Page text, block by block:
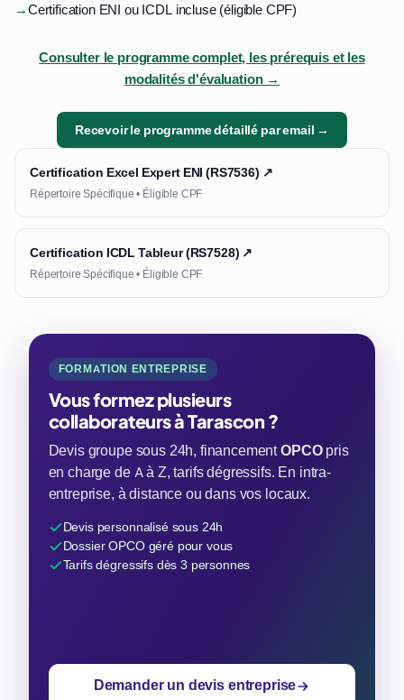
→Certification ENI ou ICDL incluse (éligible CPF)
Consulter le programme complet, les prérequis et les
modalités d'évaluation →
Recevoir le programme détaillé par email →
Certification Excel Expert ENI (RS7536) ↗
Répertoire Spécifique • Éligible CPF
Certification ICDL Tableur (RS7528) ↗
Répertoire Spécifique • Éligible CPF
FORMATION ENTREPRISE
Vous formez plusieurs
collaborateurs à Tarascon ?
Devis groupe sous 24h, financementOPCOpris
en charge de A à Z, tarifs dégressifs. En intra-
entreprise, à distance ou dans vos locaux.
Devis personnalisé sous 24h
Dossier OPCO géré pour vous
Tarifs dégressifs dès 3 personnes
Demander un devis entreprise